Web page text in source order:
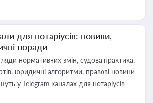
для нотаріусів: новини,
поради
нормативних змін, судова практика,
юридичні алгоритми, правові новини
у Telegram каналах для нотаріусів